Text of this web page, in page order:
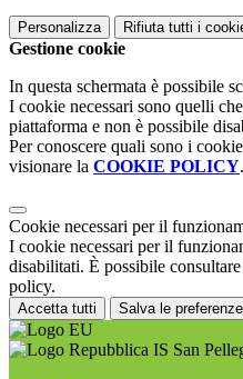
Personalizza Rifiuta tutti i
Gestione cookie
In questa schermata è possibile
I cookie necessari sono quelli
piattaforma e non è possibile
Per conoscere quali sono i
visionare la COOKIE POLICY.
Cookie necessari per il
I cookie necessari per il
disabilitati. È possibile
policy.
Accetta tutti Salva le preferenze
IS San